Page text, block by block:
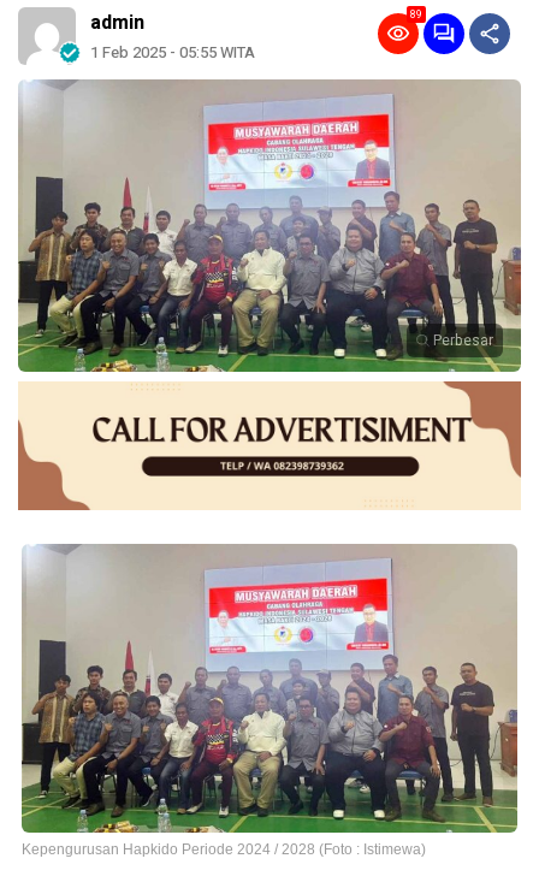
admin
1 Feb 2025 - 05:55 WITA
89
Perbesar
Kepengurusan Hapkido Periode 2024 / 2028 (Foto : Istimewa)